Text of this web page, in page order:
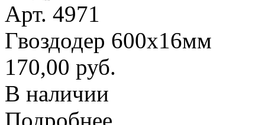
Арт. 4971
Гвоздодер 600х16мм
170,00 руб.
В наличии
Подробнее